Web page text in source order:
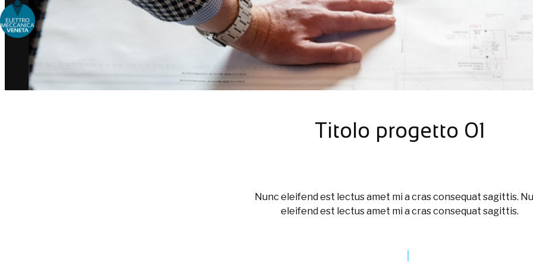
Choose people Inspire solutions
Titolo progetto 01
Nunc eleifend est lectus amet mi a cras consequat sagittis.
eleifend est lectus amet mi a cras consequat sagittis.